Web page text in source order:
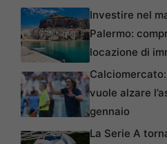
Investire nel
Palermo:
locazione di
vuole alzare
gennaio
La Serie A